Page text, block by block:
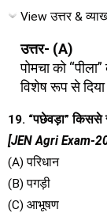
View उत्तर &
उत्तर- (A)
पोमचा को
विशेष रूप से दिया
19. “पछेवड़ा” किससे
[JEN Agri Exam-
(A) परिधान
(B) पगड़ी
(C) आभूषण